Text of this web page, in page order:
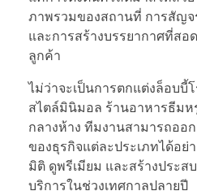
ภาพรวมของสถานที่ การสัญ
และการสร้างบรรยากาศที่ส
ลูกค้า
ไม่ว่าจะเป็นการตกแต่งล็อบบี้
สไตล์มินิมอล ร้านอาหารธีม
กลางห้าง ทีมงานสามารถออ
ของธุรกิจแต่ละประเภทได้อย่
มิติ ดูพรีเมียม และสร้างประ
บริการในช่วงเทศกาลปลายปี